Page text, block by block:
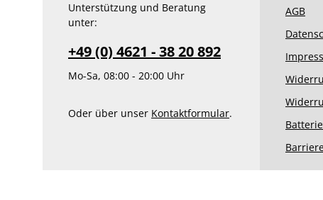
Unterstützung und Beratung
unter:
+49 (0) 4621 - 38 20 892
Mo-Sa, 08:00 - 20:00 Uhr
Oder über unser Kontaktformular.
AGB